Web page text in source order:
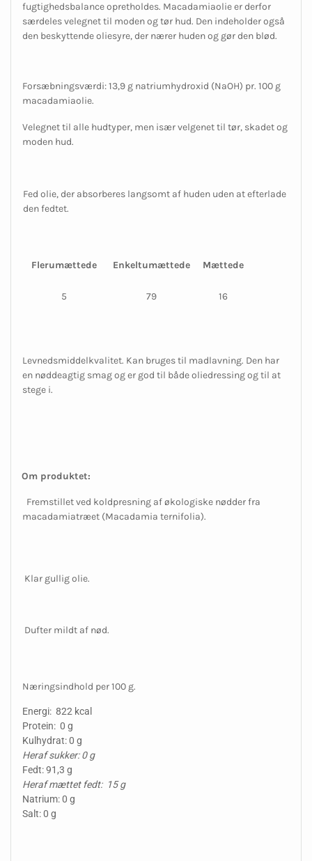
fugtighedsbalance opretholdes. Macadamiaolie er derfor
særdeles velegnet til moden og tør hud. Den indeholder også
den beskyttende oliesyre, der nærer huden og gør den blød.
Forsæbningsværdi: 13,9 g natriumhydroxid (NaOH) pr. 100 g
macadamiaolie.
Velegnet til alle hudtyper, men især velgenet til tør, skadet og
moden hud.
Fed olie, der absorberes langsomt af huden uden at efterlade
den fedtet.
Flerumættede Enkeltumættede Mættede
5 79 16
Levnedsmiddelkvalitet. Kan bruges til madlavning. Den har
en nøddeagtig smag og er god til både oliedressing og til at
stege i.
Om produktet:
Fremstillet ved koldpresning af økologiske nødder fra
macadamiatræet (Macadamia ternifolia).
Klar gullig olie.
Dufter mildt af nød.
Næringsindhold per 100 g.
Energi: 822 kcal
Protein: 0 g
Kulhydrat: 0 g
Heraf sukker: 0 g
Fedt: 91,3 g
Heraf mættet fedt: 15 g
Natrium: 0 g
Salt: 0 g